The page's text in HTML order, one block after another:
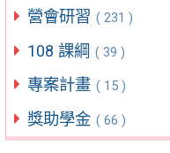
營會研習 ( 231 )
108 課綱 ( 39 )
專案計畫 ( 15 )
獎助學金 ( 66 )